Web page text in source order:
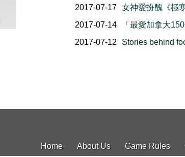
2017-07-17 女神愛扮醜《極
2017-07-14
「最愛加拿大
2017-07-12
Stories behind
Home About Us Game Rules